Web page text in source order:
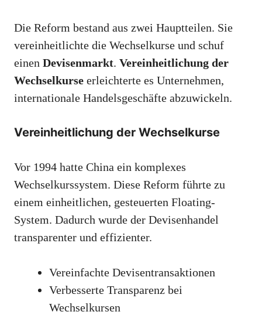
Die Reform bestand aus zwei Hauptteilen. Sie
vereinheitlichte die Wechselkurse und schuf
einen Devisenmarkt. Vereinheitlichung der
Wechselkurse erleichterte es Unternehmen,
internationale Handelsgeschäfte abzuwickeln.
Vereinheitlichung der Wechselkurse
Vor 1994 hatte China ein komplexes
Wechselkurssystem. Diese Reform führte zu
einem einheitlichen, gesteuerten Floating-
System. Dadurch wurde der Devisenhandel
transparenter und effizienter.
Vereinfachte Devisentransaktionen
Verbesserte Transparenz bei
Wechselkursen